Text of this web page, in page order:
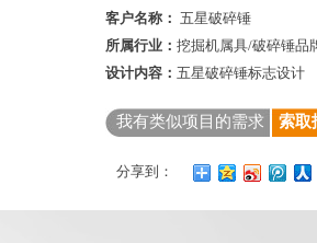
客户名称： 五星破碎锤
所属行业： 挖掘机属具/破碎锤品
设计内容： 五星破碎锤标志设计
我有类似项目的需求 索取
分享到：